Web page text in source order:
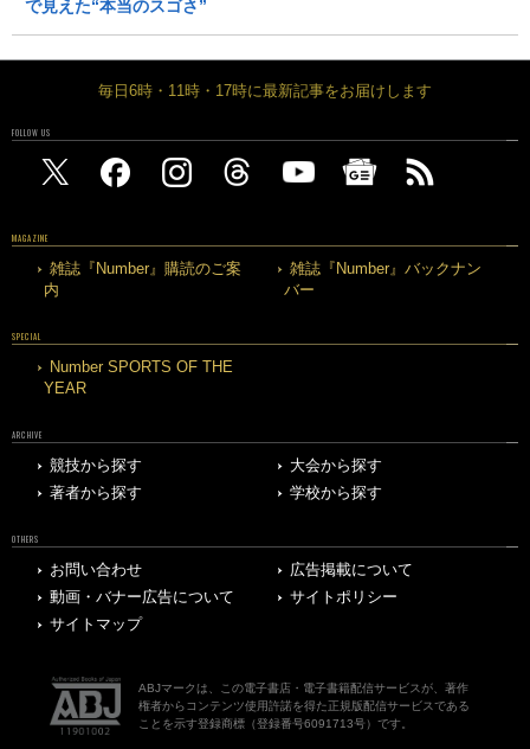
で見えた“本当のスゴさ”
毎日6時・11時・17時に最新記事をお届けします
FOLLOW US
MAGAZINE
雑誌『Number』購読のご案
内
雑誌『Number』バックナン
バー
SPECIAL
Number SPORTS OF THE
YEAR
ARCHIVE
競技から探す
大会から探す
著者から探す
学校から探す
OTHERS
お問い合わせ
広告掲載について
動画・バナー広告について
サイトポリシー
サイトマップ
ABJマークは、この電子書店・電子書籍配信サービスが、著作
権者からコンテンツ使用許諾を得た正規版配信サービスである
ことを示す登録商標（登録番号6091713号）です。